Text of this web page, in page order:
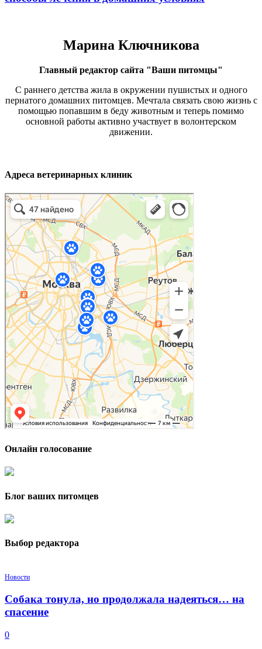
Марина Ключникова
Главный редактор сайта "Ваши питомцы"
С раннего детства жила в окружении пушистых и одного
пернатого домашних питомцев. Мечтала связать свою жизнь с
помощью попавшим в беду животным и теперь помимо
основной работы активно участвует в волонтерском
движении.
Адреса ветеринарных клиник
Онлайн голосование
Блог ваших питомцев
Выбор редактора
Новости
Собака тонула, но продолжала надеяться… на
спасение
0